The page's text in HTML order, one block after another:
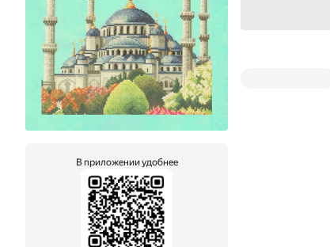
В приложении удобнее